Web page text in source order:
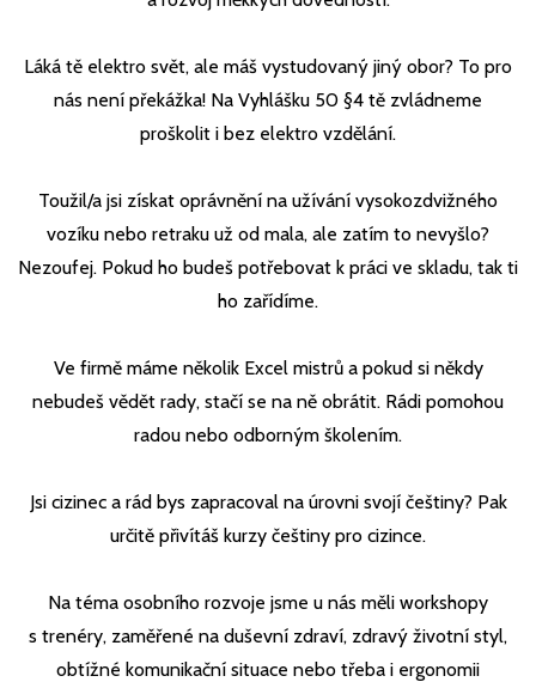
Láká tě elektro svět, ale máš vystudovaný jiný obor? To pro
nás není překážka! Na Vyhlášku 50 §4 tě zvládneme
proškolit i bez elektro vzdělání.
Toužil/a jsi získat oprávnění na užívání vysokozdvižného
vozíku nebo retraku už od mala, ale zatím to nevyšlo?
Nezoufej. Pokud ho budeš potřebovat k práci ve skladu, tak ti
ho zařídíme.
Ve firmě máme několik Excel mistrů a pokud si někdy
nebudeš vědět rady, stačí se na ně obrátit. Rádi pomohou
radou nebo odborným školením.
Jsi cizinec a rád bys zapracoval na úrovni svojí češtiny? Pak
určitě přivítáš kurzy češtiny pro cizince.
Na téma osobního rozvoje jsme u nás měli workshopy
s trenéry, zaměřené na duševní zdraví, zdravý životní styl,
obtížné komunikační situace nebo třeba i ergonomii